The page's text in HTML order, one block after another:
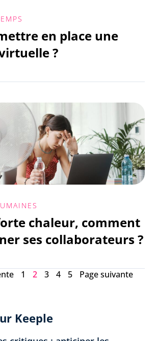
en place une
?
chaleur, comment
ses collaborateurs ?
1 2 3 4 5 Page suivante
Keeple